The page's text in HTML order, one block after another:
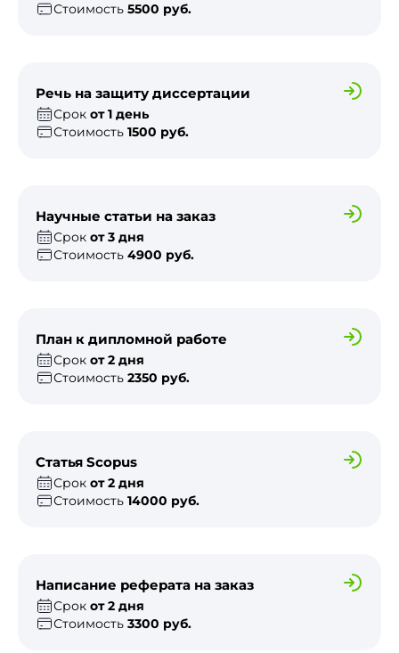
Стоимость 5500 руб.
Речь на защиту диссертации
Срок от 1 день
Стоимость 1500 руб.
Научные статьи на заказ
Срок от 3 дня
Стоимость 4900 руб.
План к дипломной работе
Срок от 2 дня
Стоимость 2350 руб.
Статья Scopus
Срок от 2 дня
Стоимость 14000 руб.
Написание реферата на заказ
Срок от 2 дня
Стоимость 3300 руб.